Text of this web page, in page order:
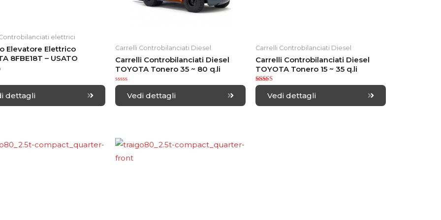
elettrici
Elevatore Elettrico
8FBE18T – USATO
dettagli
Carrelli Controbilanciati Diesel
Carrelli Controbilanciati Diesel
TOYOTA Tonero 35 ~ 80 q.li
R
e
o
f
Vedi dettagli
Carrelli Controbilanciati Diesel
Carrelli Controbilanciati Diesel
TOYOTA Tonero 15 ~ 35 q.li
Rated
out of 5Vedi dettagli